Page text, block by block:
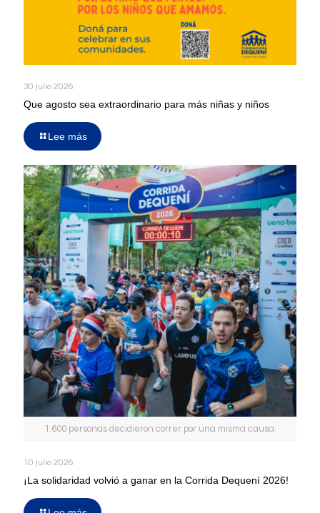
30 julio 2026
Que agosto sea extraordinario para más niñas y niños
Lee más
1.600 personas decidieron correr por una misma causa.
10 julio 2026
¡La solidaridad volvió a ganar en la Corrida Dequení 2026!